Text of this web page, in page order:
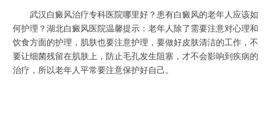
武汉白癜风治疗专科医院哪里好？患有白癜风的老年人应该如
何护理？湖北白癜风医院温馨提示：老年人除了需要注意对心理和
饮食方面的护理，肌肤也要注意护理，要做好皮肤清洁的工作，不
要让细菌残留在肌肤上，防止毛孔发生阻塞，才不会影响到疾病的
治疗，所以老年人平常要注意保护好自己。